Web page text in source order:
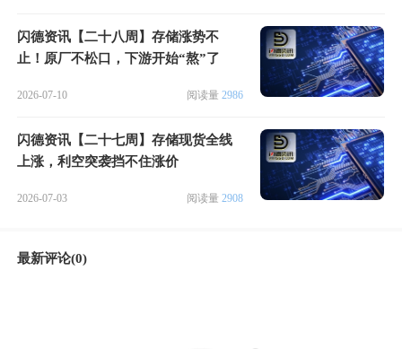
闪德资讯【二十八周】存储涨势不
止！原厂不松口，下游开始“熬”了
2026-07-10 阅读量 2986
闪德资讯【二十七周】存储现货全线
上涨，利空突袭挡不住涨价
2026-07-03 阅读量 2908
最新评论(0)